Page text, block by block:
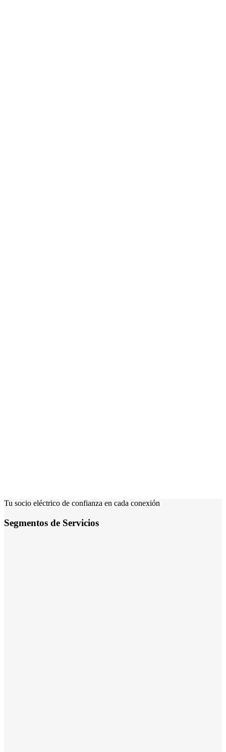
Tu socio eléctrico de confianza en cada conexión
Segmentos de Servicios